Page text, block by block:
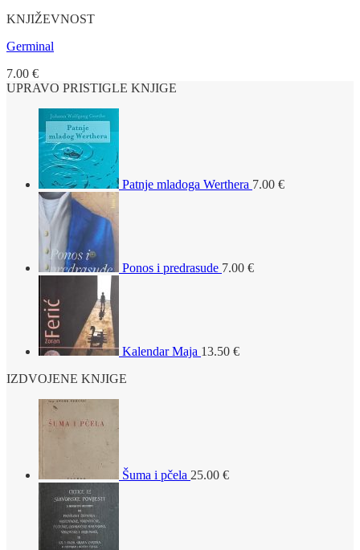
KNJIŽEVNOST
Germinal
7.00 €
UPRAVO PRISTIGLE KNJIGE
Patnje mladoga Werthera 7.00 €
Ponos i predrasude 7.00 €
Kalendar Maja 13.50 €
IZDVOJENE KNJIGE
Šuma i pčela 25.00 €